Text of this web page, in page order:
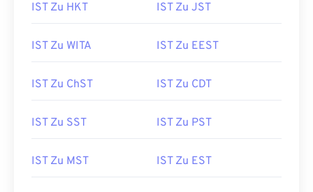
IST Zu HKT IST Zu JST
IST Zu WITA IST Zu EEST
IST Zu ChST IST Zu CDT
IST Zu SST IST Zu PST
IST Zu MST IST Zu EST